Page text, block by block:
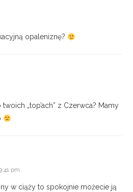
opaleniznę?
„top’ach” z Czerwca? Mamy
pm
w ciąży to spokojnie możecie ją